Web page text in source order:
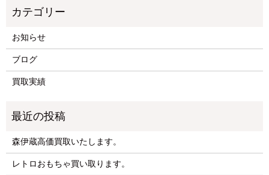
お知らせ
ブログ
買取実績
森伊蔵高価買取いたします。
レトロおもちゃ買い取ります。